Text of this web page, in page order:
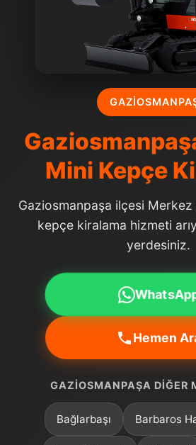
Mini Kepçe
Gaziosmanpaşa ilçesi Merkez
kepçe kiralama hizmeti
yerdesiniz.
Hemen
GAZIOSMANPAŞA DIĞER
Bağlarbaşı Barbaros